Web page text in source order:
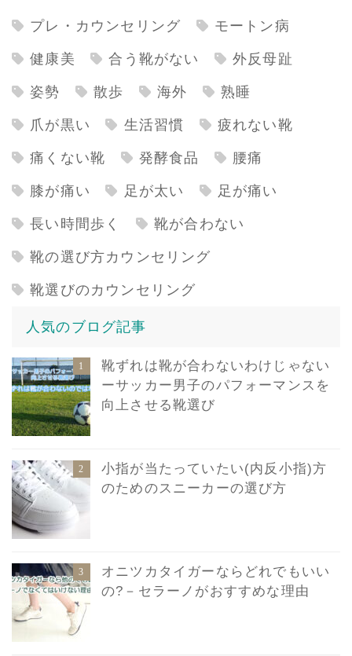
プレ・カウンセリング モートン病
健康美 合う靴がない 外反母趾
姿勢 散歩 海外 熟睡
爪が黒い 生活習慣 疲れない靴
痛くない靴 発酵食品 腰痛
膝が痛い 足が太い 足が痛い
長い時間歩く 靴が合わない
靴の選び方カウンセリング
靴選びのカウンセリング
人気のブログ記事
靴ずれは靴が合わないわけじゃない
ーサッカー男子のパフォーマンスを
向上させる靴選び
小指が当たっていたい(内反小指)方
のためのスニーカーの選び方
オニツカタイガーならどれでもいい
の?－セラーノがおすすめな理由